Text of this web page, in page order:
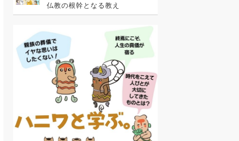
仏教の根幹となる教え